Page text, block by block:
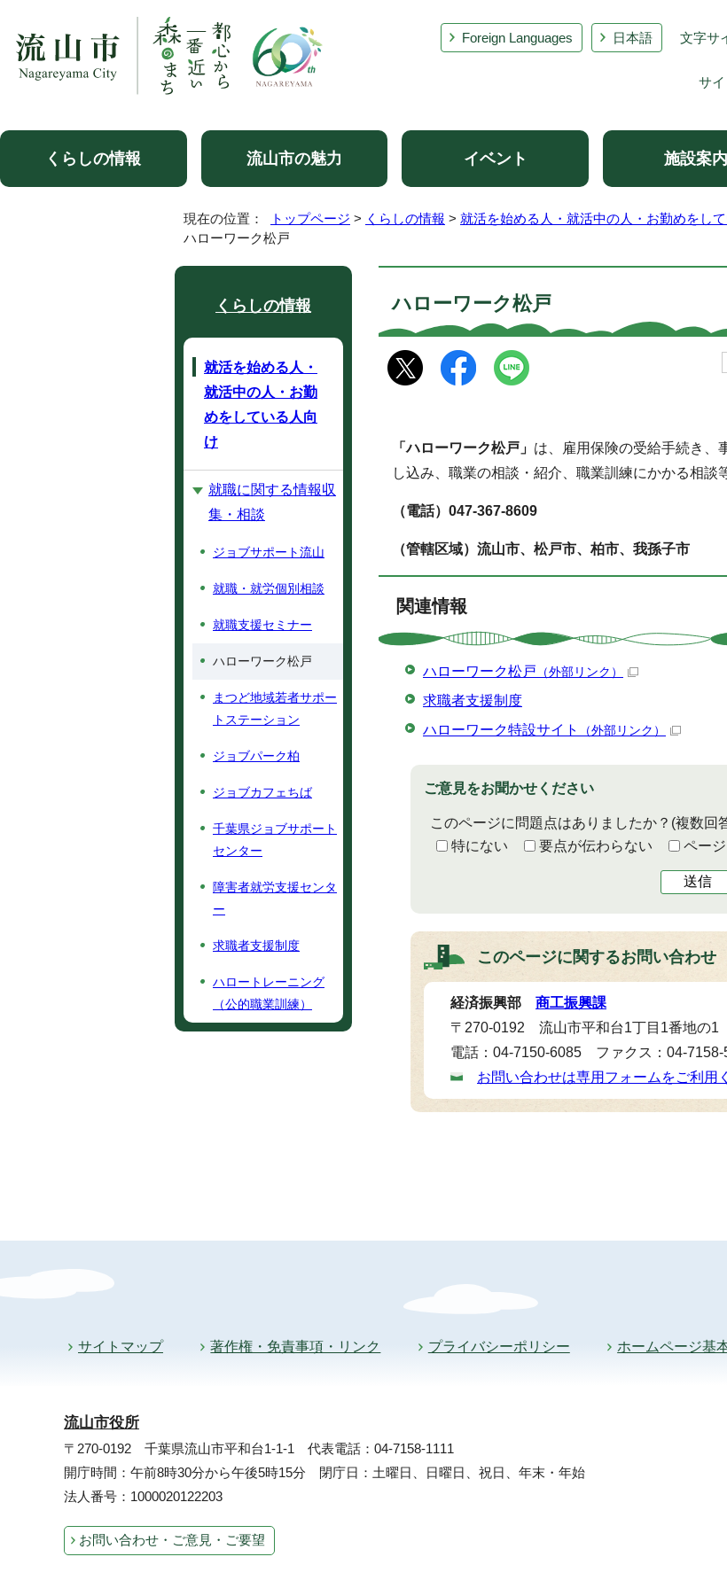
Foreign Languages 日本語 文字サ
サ
くらしの情報 流山市の魅力 イベント 施設案内
現在の位置： トップページ > くらしの情報 > 就活を始める人・就活中の人・お勤めをし
ハローワーク松戸
ハローワーク松戸
「ハローワーク松戸」 は、雇用保険の受給手続き、
し込み、職業の相談・紹介、職業訓練にかかる相談
（電話）047-367-8609
（管轄区域）流山市、松戸市、柏市、我孫子市
関連情報
ハローワーク松戸 （外部リンク）
求職者支援制度
ハローワーク特設サイト
（外部リンク）
ご意見をお聞かせください
このページに問題点はありましたか？ (複数回
特にない
要点が伝わらない ペー
送信
このページに関するお問い合わせ
経済振興部 商工振興課
〒270-0192 流山市平和台1丁目1番地の
電話：04-7150-6085 ファクス：04-7158-
お問い合わせは専用フォームをご利用
くらしの情報
就活を始める人・
就活中の人・お勤
めをしている人向
け
就職に関する情報収
集・相談
ジョブサポート流山
就職・就労個別相談
就職支援セミナー
ハローワーク松戸
まつど地域若者サポー
トステーション
ジョブパーク柏
ジョブカフェちば
千葉県ジョブサポート
センター
障害者就労支援センタ
ー
求職者支援制度
ハロートレーニング
（公的職業訓練）
サイトマップ 著作権・免責事項・リンク プライバシーポリシー ホームページ基
流山市役所
〒270-0192 千葉県流山市平和台1-1-1 代表電話：04-7158-1111
開庁時間：午前8時30分から午後5時15分 閉庁日：土曜日、日曜日、祝日、年末・年始
法人番号：1000020122203
お問い合わせ・ご意見・ご要望